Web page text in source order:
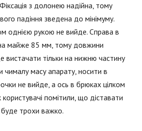
з долонею надійна, тому
падіння зведена до мінімуму.
однією рукою не вийде. Справа в
майже 85 мм, тому довжини
вистачати тільки на нижню частину
чималу масу апарату, носити в
не вийде, а ось в брюках цілком
помітили, що діставати
трохи важко.